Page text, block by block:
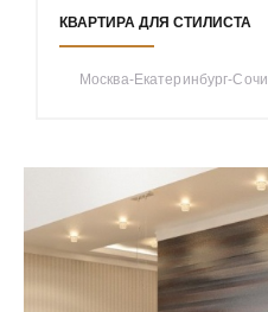
КВАРТИРА ДЛЯ СТИЛИСТА
Москва-Екатеринбург-Сочи